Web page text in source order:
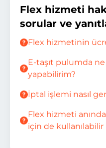
Flex hizmeti
sorular ve
Flex hizmetinin
E-taşıt pulumda
yapabilirim?
İptal işlemi nasıl
Flex hizmeti
için de kullanılabilir